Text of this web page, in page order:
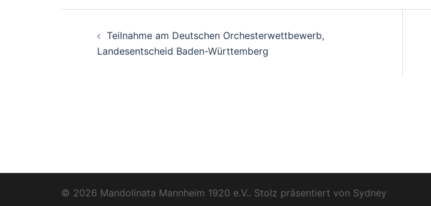
Teilnahme am Deutschen Orchesterwettbewerb,
Landesentscheid Baden-Württemberg
© 2026 Mandolinata Mannheim 1920 e.V.. Stolz präsentiert von Sydney